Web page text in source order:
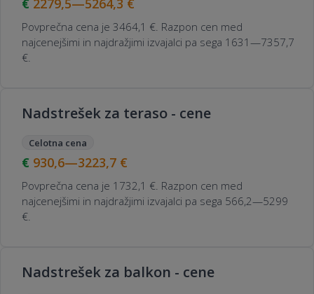
2279,5—5264,3 €
Povprečna cena je 3464,1 €. Razpon cen med
najcenejšimi in najdražjimi izvajalci pa sega 1631—7357,7
€.
Nadstrešek za teraso - cene
Celotna cena
930,6—3223,7 €
Povprečna cena je 1732,1 €. Razpon cen med
najcenejšimi in najdražjimi izvajalci pa sega 566,2—5299
€.
Nadstrešek za balkon - cene